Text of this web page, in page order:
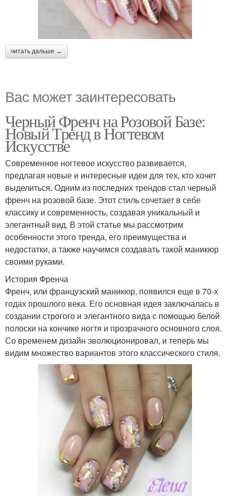
читать дальше →
Вас может заинтересовать
Черный Френч на Розовой Базе:
Новый Тренд в Ногтевом
Искусстве
Современное ногтевое искусство развивается,
предлагая новые и интересные идеи для тех, кто хочет
выделиться. Одним из последних трендов стал черный
френч на розовой базе. Этот стиль сочетает в себе
классику и современность, создавая уникальный и
элегантный вид. В этой статье мы рассмотрим
особенности этого тренда, его преимущества и
недостатки, а также научимся создавать такой маникюр
своими руками.
История Френча
Френч, или французский маникюр, появился еще в 70-х
годах прошлого века. Его основная идея заключалась в
создании строгого и элегантного вида с помощью белой
полоски на кончике ногтя и прозрачного основного слоя.
Со временем дизайн эволюционировал, и теперь мы
видим множество вариантов этого классического стиля.